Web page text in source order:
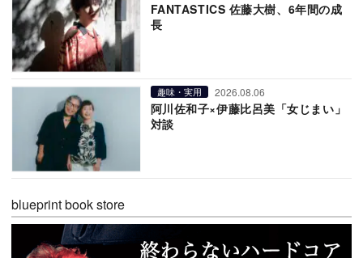
FANTASTICS 佐藤大樹、6年間の成
長
趣味・実用 2026.08.06
阿川佐和子×伊藤比呂美「女じまい」
対談
blueprint book store